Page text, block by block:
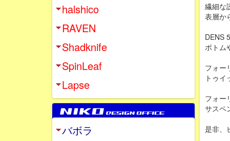
繊細な
表層か
DENS
ボトム
フォー
トゥ
フォー
サスペ
是非、
halshico
RAVEN
Shadknife
SpinLeaf
Lapse
バボラ